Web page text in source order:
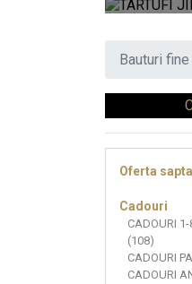
Bauturi fine
Oferta
Cadouri
CADOURI
(108)
CADOURI
CADOURI